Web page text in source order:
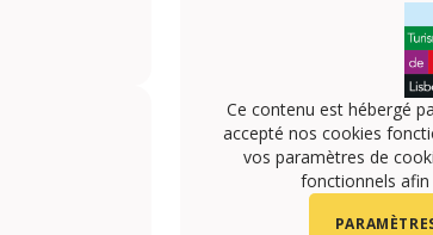
Ce contenu est hébergé
accepté nos cookies
vos paramètres de
fonctionnels